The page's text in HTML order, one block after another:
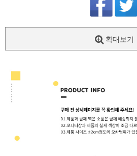
확대보기